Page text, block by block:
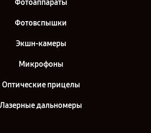
55-300 f/4.5-5.6G ED DX VR AF-S Nikkor в г.
Санкт-Петербург
Фотоаппараты
Фотовспышки
Экшн-камеры
Микрофоны
Оптические прицелы
Лазерные дальномеры